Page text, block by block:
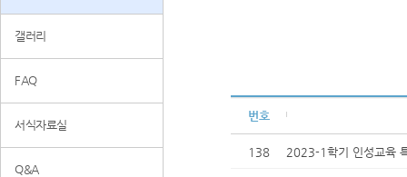
갤러리
FAQ
서식자료실
Q&A
번호
138 2023-1학기 인성교육